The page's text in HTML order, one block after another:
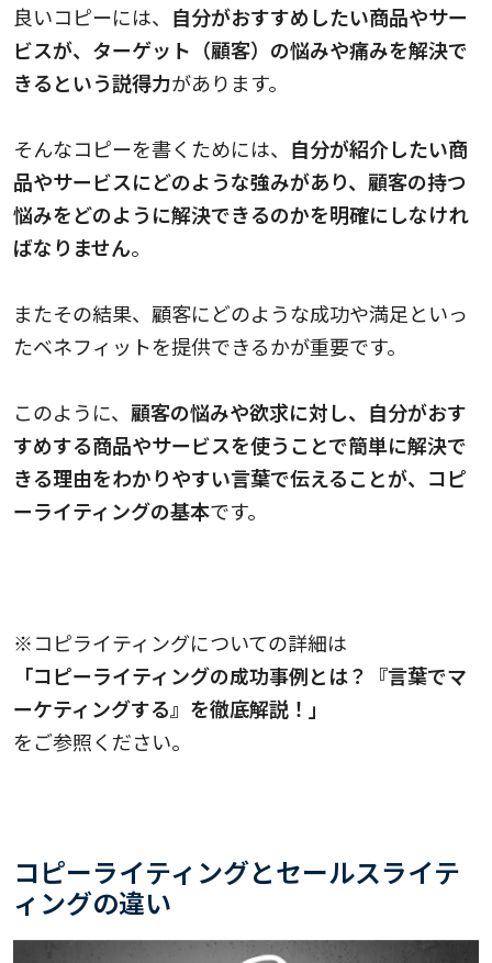
良いコピーには、 自分がおすすめしたい商品やサー
ビスが、ターゲット（顧客）の悩みや痛みを解決で
きるという説得力があります。
そんなコピーを書くためには、 自分が紹介したい商
品やサービスにどのような強みがあり、顧客の持つ
悩みをどのように解決できるのかを明確にしなけれ
ばなりません。
またその結果、顧客にどのような成功や満足といっ
たベネフィットを提供できるかが重要です。
このように、 顧客の悩みや欲求に対し、自分がおす
すめする商品やサービスを使うことで簡単に解決で
きる理由をわかりやすい言葉で伝えることが、コピ
ーライティングの基本です。
※コピライティングについての詳細は
「コピーライティングの成功事例とは？『言葉でマ
ーケティングする』を徹底解説！」
をご参照ください。
コピーライティングとセールスライテ
ィングの違い